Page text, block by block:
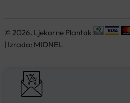
© 2026. Ljekarne Plantak
| Izrada: MIDNEL